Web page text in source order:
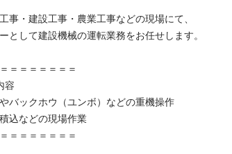
事・建設工事・農業工事などの現場にて、
として建設機械の運転業務をお任せします。
＝＝＝＝＝＝＝
容
バックホウ（ユンボ）などの重機操作
込などの現場作業
＝＝＝＝＝＝＝